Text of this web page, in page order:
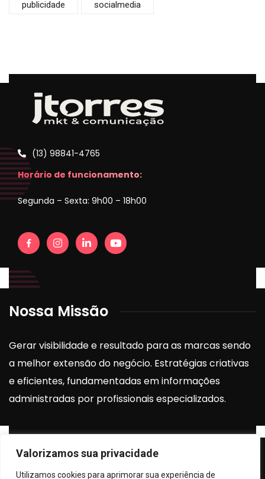
Valorizamos sua privacidade
Utilizamos cookies para aprimorar sua experiência de
publicidade socialmedia
(13) 98841-4765
Horário de funcionamento:
Segunda – Sexta: 9h00 – 18h00
Nossa Missão
Gerar visibilidade e resultado para as marcas sendo
a melhor extensão do negócio. Estratégias criativas
e eficientes, fundamentadas em informações
administradas por profissionais especializados.
Instagram